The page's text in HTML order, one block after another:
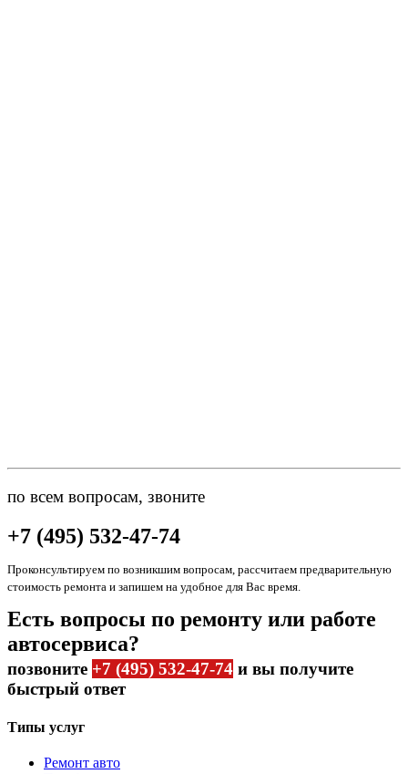
по всем вопросам, звоните
+7 (495) 532-47-74
Проконсультируем по возникшим вопросам, рассчитаем предварительную
стоимость ремонта и запишем на удобное для Вас время.
Есть вопросы по ремонту или работе
автосервиса?
позвоните +7 (495) 532-47-74 и вы получите
быстрый ответ
Типы услуг
Ремонт авто